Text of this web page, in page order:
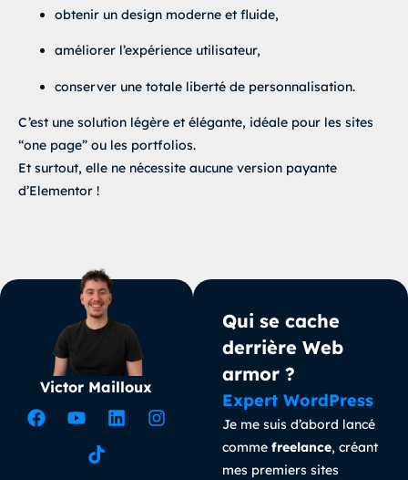
obtenir un design moderne et fluide,
améliorer l’expérience utilisateur,
conserver une totale liberté de personnalisation.
C’est une solution légère et élégante, idéale pour les sites
“one page” ou les portfolios.
Et surtout, elle ne nécessite aucune version payante
d’Elementor !
Victor Mailloux
Qui se cache
derrière Web
armor ?
Expert WordPress
Je me suis d’abord lancé
comme freelance, créant
mes premiers sites